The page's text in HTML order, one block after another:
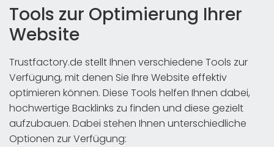
Tools zur Optimierung Ihrer
Website
Trustfactory.de stellt Ihnen verschiedene Tools zur
Verfügung, mit denen Sie Ihre Website effektiv
optimieren können. Diese Tools helfen Ihnen dabei,
hochwertige Backlinks zu finden und diese gezielt
aufzubauen. Dabei stehen Ihnen unterschiedliche
Optionen zur Verfügung: